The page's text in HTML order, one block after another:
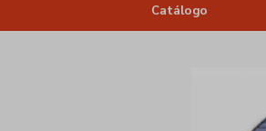
Catálogo